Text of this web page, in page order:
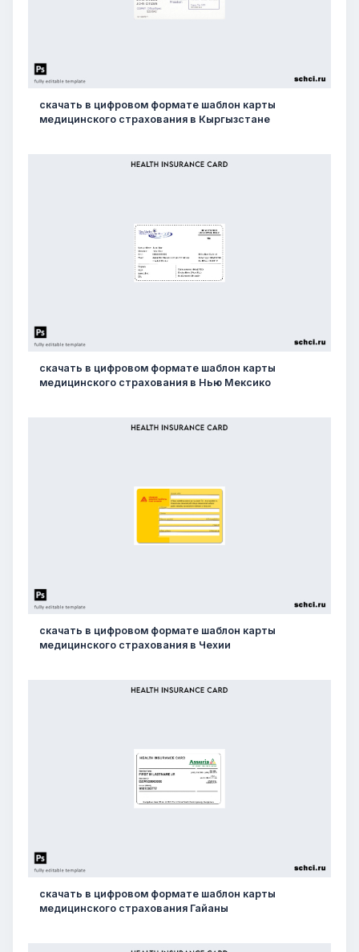
скачать в цифровом формате шаблон карты
медицинского страхования в Кыргызстане
скачать в цифровом формате шаблон карты
медицинского страхования в Нью Мексико
скачать в цифровом формате шаблон карты
медицинского страхования в Чехии
скачать в цифровом формате шаблон карты
медицинского страхования Гайаны